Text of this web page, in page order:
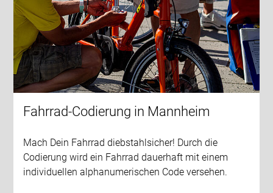
Fahrrad-Codierung in Mannheim
Mach Dein Fahrrad diebstahlsicher! Durch die
Codierung wird ein Fahrrad dauerhaft mit einem
individuellen alphanumerischen Code versehen.